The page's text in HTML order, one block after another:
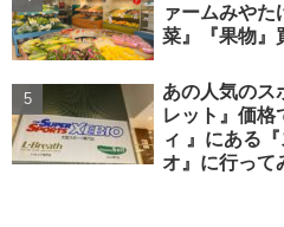
ァームみやた
菜』『果物』
あの人気のス
レット』価格
ィ 』にある
オ』に行って